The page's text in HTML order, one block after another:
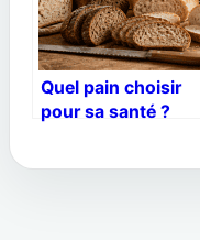
Quel pain choisir
pour sa santé ?